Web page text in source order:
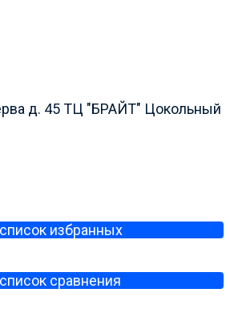
д. 45 ТЦ "БРАЙТ" Цокольный
избранных
сравнения